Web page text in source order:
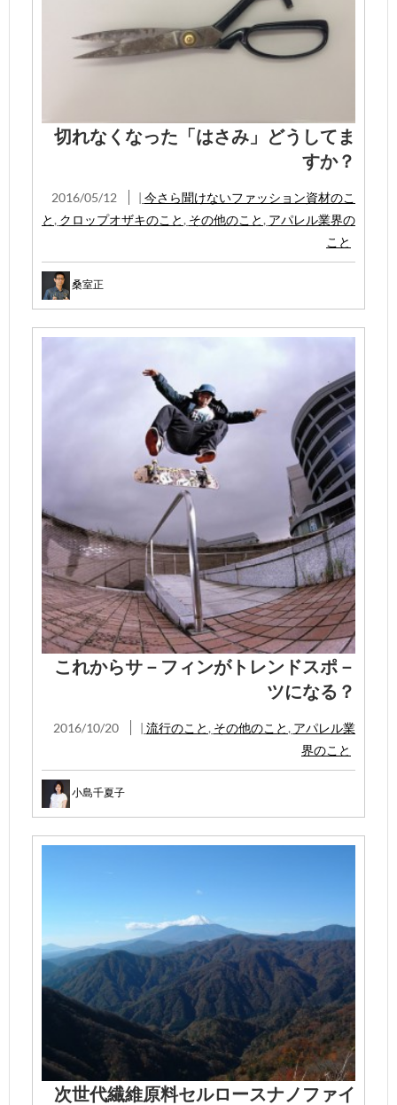
切れなくなった「はさみ」どうしてま
すか？
2016/05/12 | 今さら聞けないファッション資材のこ
と , クロップオザキのこと , その他のこと , アパレル業界の
こと
桑室正
これからサ－フィンがトレンドスポ－
ツになる？
2016/10/20 | 流行のこと, その他のこと, アパレル業
界のこと
小島千夏子
次世代繊維原料セルロースナノファイ